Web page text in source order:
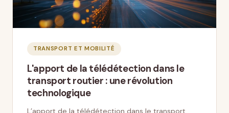
TRANSPORT ET MOBILITÉ
L'apport de la télédétection dans le
transport routier : une révolution
technologique
L’apport de la télédétection dans le transport